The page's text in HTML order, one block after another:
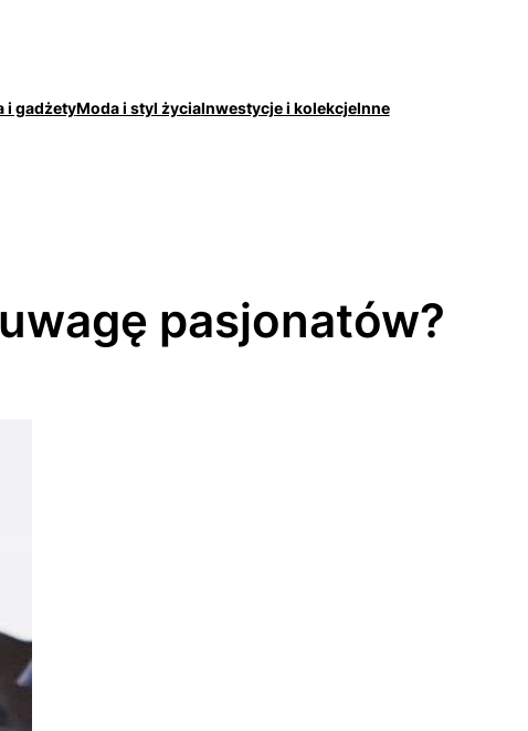
i gadżetyModa i styl życiaInwestycje i kolekcjeInne
pasjonatów?